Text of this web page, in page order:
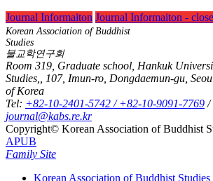
Journal Informaiton Journal Informaiton - close
Korean Association of Buddhist
Studies
불교학연구회
Room 319, Graduate school, Hankuk
Studies,, 107, Imun-ro, Dongdaemun-gu,
of Korea
Tel: +82-10-2401-5742 / +82-10-9091-7769 /
journal@kabs.re.kr
Copyright© Korean Association of Buddhist
APUB
Family Site
Korean Association of Buddhist Studies